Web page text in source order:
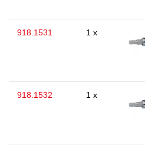
918.1531 1 x
918.1532 1 x